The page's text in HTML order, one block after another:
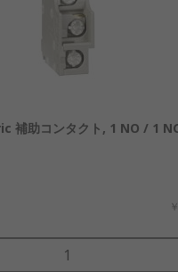
：特定の時間差を設けて回
イプで、段階的な制御に役
：安全性を重視した
フになると必ず開路状態
途に使用されます。
接点
：一度の動作で複
とができ、産業用制御盤
補助コンタクト, 1 NO / 1